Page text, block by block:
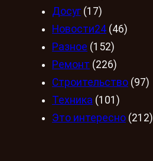
Досуг (17)
Новости24 (46)
Разное (152)
Ремонт (226)
Строительство (97)
Техника (101)
Это интересно (212)